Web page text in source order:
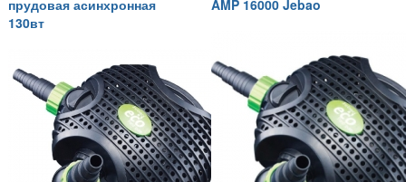
прудовая асинхронная
130вт
AMP 16000 Jebao